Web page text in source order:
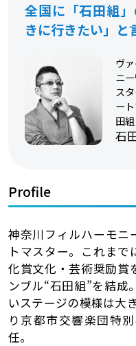
全国に「石田組
きに行きたい」と
ヴ
ニ
ス
ー
田
石
Profile
神奈川フィルハーモニ
トマスター。これま
化賞文化・芸術奨励賞
ンブル“石田組”を結成
いステージの模様は大
り京都市交響楽団特
任。